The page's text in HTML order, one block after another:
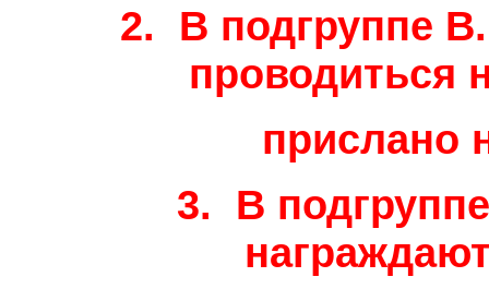
2. В подгруппе
проводиться
прислано
3. В